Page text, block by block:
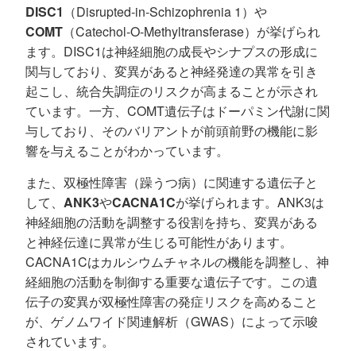
DISC1 （Disrupted-in-Schizophrenia 1）や
COMT （Catechol-O-Methyltransferase）が挙げられ
ます。DISC1は神経細胞の成長やシナプスの形成に
関与しており、変異があると神経発達の異常を引き
起こし、統合失調症のリスクが高まることが示され
ています。一方、COMT遺伝子はドーパミン代謝に関
与しており、そのバリアントが前頭前野の機能に影
響を与えることがわかっています。
また、双極性障害（躁うつ病）に関連する遺伝子と
して、ANK3やCACNA1Cが挙げられます。ANK3は
神経細胞の活動を調整する役割を持ち、変異がある
と神経伝達に異常が生じる可能性があります。
CACNA1Cはカルシウムチャネルの機能を調整し、神
経細胞の活動を制御する重要な遺伝子です。この遺
伝子の変異が双極性障害の発症リスクを高めること
が、ゲノムワイド関連解析（GWAS）によって示唆
されています。